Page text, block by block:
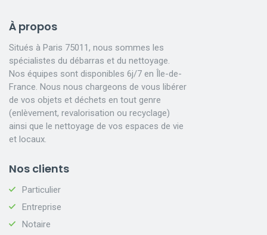
À propos
Situés à Paris 75011, nous sommes les
spécialistes du débarras et du nettoyage.
Nos équipes sont disponibles 6j/7 en Île-de-
France. Nous nous chargeons de vous libérer
de vos objets et déchets en tout genre
(enlèvement, revalorisation ou recyclage)
ainsi que le nettoyage de vos espaces de vie
et locaux.
Nos clients
Particulier
Entreprise
Notaire